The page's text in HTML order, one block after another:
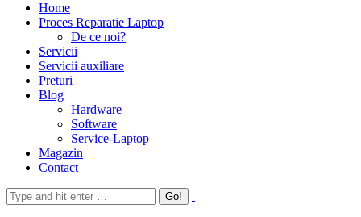
Home
Proces Reparatie Laptop
De ce noi?
Servicii
Servicii auxiliare
Preturi
Blog
Hardware
Software
Service-Laptop
Magazin
Contact